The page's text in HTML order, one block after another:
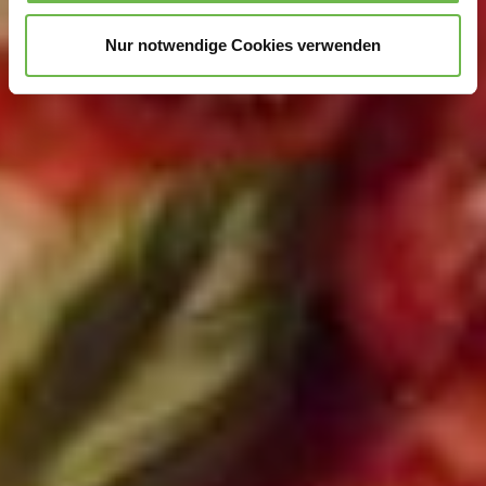
unterstützen!
erhobenen Daten in den USA durch Google und
auf „Auswahl manuell festlegen“ klicken, willigen Sie
zugleich gem. Art. 49 Abs. 1 S. 1 lit. a DSGVO ein, dass
Ihre Daten in den USA verarbeitet werden. Die USA
werden vom Europäischen Gerichtshof als ein Land mit
einem nach EU-Standards unzureichendem
Datenschutzniveau eingeschätzt. Es besteht
insbesondere das Risiko, dass Ihre Daten durch US-
Behörden, zu Kontroll- und zu Überwachungszwecken,
verarbeitet werden können. Wenn Sie auf "Auswahl
manuell festlegen" klicken und keine der optionalen
Boxen (Präferenzen, Statistiken oder Marketing
ausgewählt haben, findet die vorgehend beschriebene
Übermittlung nicht statt. Weitere Informationen erhalten
Sie in unseren Datenschutzhinweisen.
Nur notwendige Cookies verwenden